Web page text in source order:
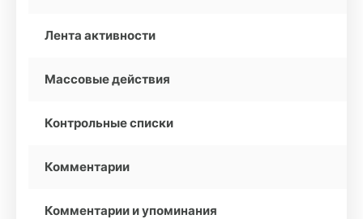
Лента активности
Массовые действия
Контрольные списки
Комментарии
Комментарии и упоминания